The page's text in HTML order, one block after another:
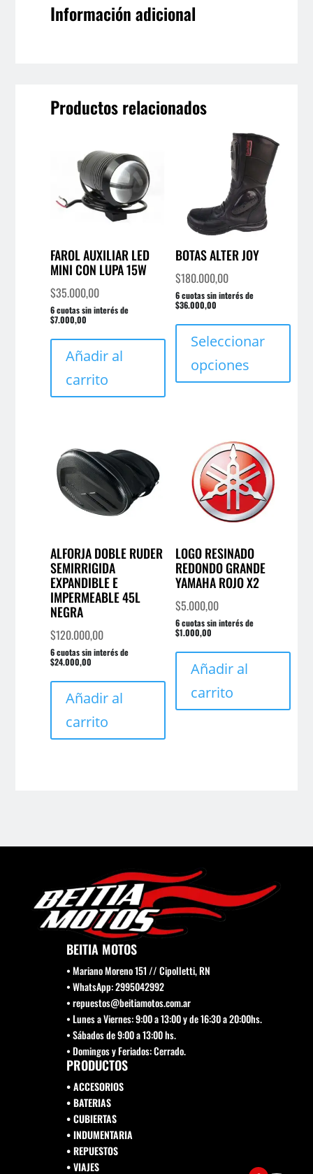
Información adicional
Productos relacionados
FAROL AUXILIAR LED
MINI CON LUPA 15W
$35.000,00
6 cuotas sin interés de
$7.000,00
Añadir al
carrito
BOTAS ALTER JOY
$180.000,00
6 cuotas sin interés de
$36.000,00
Seleccionar
opciones
ALFORJA DOBLE RUDER
SEMIRRIGIDA
EXPANDIBLE E
IMPERMEABLE 45L
NEGRA
$120.000,00
6 cuotas sin interés de
$24.000,00
Añadir al
carrito
LOGO RESINADO
REDONDO GRANDE
YAMAHA ROJO X2
$5.000,00
6 cuotas sin interés de
$1.000,00
Añadir al
carrito
BEITIA MOTOS
• Mariano Moreno 151 // Cipolletti, RN
• WhatsApp: 2995042992
• repuestos@beitiamotos.com.ar
• Lunes a Viernes: 9:00 a 13:00 y de 16:30 a 20:00hs.
• Sábados de 9:00 a 13:00 hs.
• Domingos y Feriados: Cerrado.
PRODUCTOS
• ACCESORIOS
• BATERIAS
• CUBIERTAS
• INDUMENTARIA
• REPUESTOS
•VIAJES